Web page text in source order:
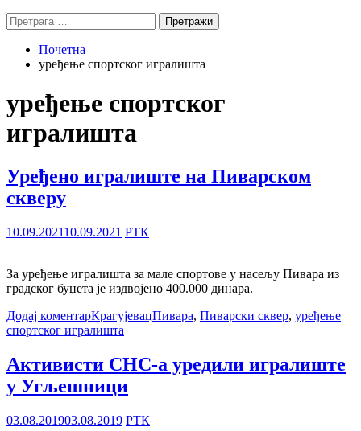
Претрага
за:
Почетна
уређење спортског игралишта
уређење спортског
игралишта
Уређено игралиште на Пиварском
скверу
10.09.202110.09.2021 РТК
За уређење игралишта за мале спортове у насељу Пивара из
градског буџета је издвојено 400.000 динара.
Додај коментарКрагујевацПивара, Пиварски сквер, уређење
спортског игралишта
Активисти СНС-а уредили игралиште
у Угљешници
03.08.201903.08.2019 РТК